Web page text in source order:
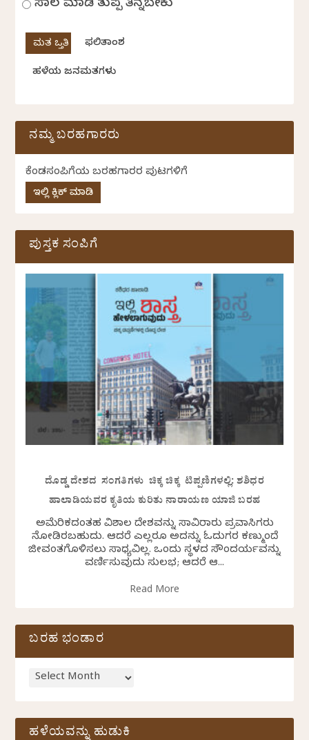
ಸಾಲ ಮಾಡಿ ತುಪ್ಪ ತಿನ್ನಬೇಕು
ಫಲಿತಾಂಶ
ಹಳೆಯ ಜನಮತಗಳು
ನಮ್ಮ ಬರಹಗಾರರು
ಕೆಂಡಸಂಪಿಗೆಯ ಬರಹಗಾರರ ಪುಟಗಳಿಗೆ
ಇಲ್ಲಿ ಕ್ಲಿಕ್ ಮಾಡಿ
ಪುಸ್ತಕ ಸಂಪಿಗೆ
ದೊಡ್ಡ ದೇಶದ ಸಂಗತಿಗಳು ಚಿಕ್ಕ ಚಿಕ್ಕ ಟಿಪ್ಪಣಿಗಳಲ್ಲಿ: ಶಶಿಧರ
ಹಾಲಾಡಿಯವರ ಕೃತಿಯ ಕುರಿತು ನಾರಾಯಣ ಯಾಜಿ ಬರಹ
ಅಮೆರಿಕದಂತಹ ವಿಶಾಲ ದೇಶವನ್ನು ಸಾವಿರಾರು ಪ್ರವಾಸಿಗರು
ನೋಡಿರಬಹುದು. ಆದರೆ ಎಲ್ಲರೂ ಅದನ್ನು ಓದುಗರ ಕಣ್ಮುಂದೆ
ಜೀವಂತಗೊಳಿಸಲು ಸಾಧ್ಯವಿಲ್ಲ. ಒಂದು ಸ್ಥಳದ ಸೌಂದರ್ಯವನ್ನು
ವರ್ಣಿಸುವುದು ಸುಲಭ; ಆದರೆ ಆ...
Read More
ಬರಹ ಭಂಡಾರ
ಹಳೆಯವನ್ನು ಹುಡುಕಿ